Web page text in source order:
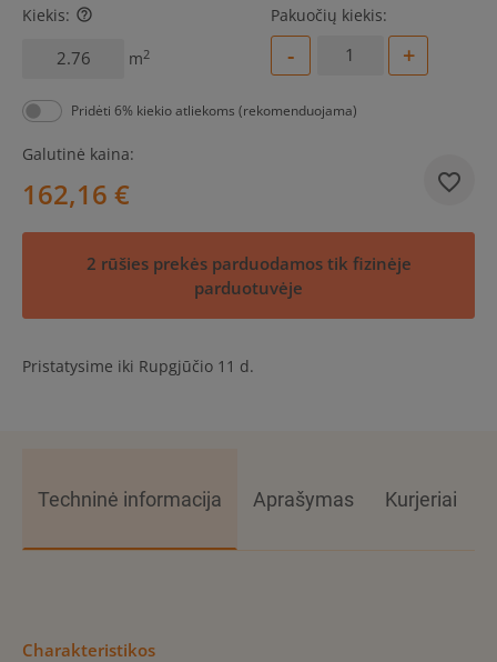
Kiekis: help_outline
m2
Pakuočių kiekis:
- +
Pridėti 6% kiekio atliekoms (rekomenduojama)
Galutinė kaina:
162,16 €
2 rūšies prekės parduodamos tik fizinėje
parduotuvėje
Pristatysime iki Rupgjūčio 11 d.
Techninė informacija Aprašymas Kurjeriai
Charakteristikos